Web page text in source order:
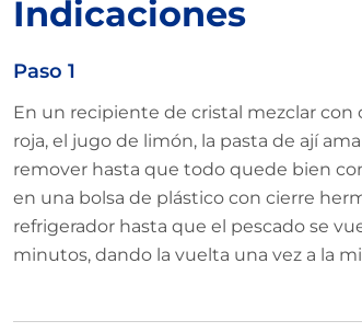
Indicaciones
Paso 1
En un recipiente de cristal mezclar con
roja, el jugo de limón, la pasta de ají
remover hasta que todo quede bien
en una bolsa de plástico con cierre
refrigerador hasta que el pescado se
minutos, dando la vuelta una vez a la